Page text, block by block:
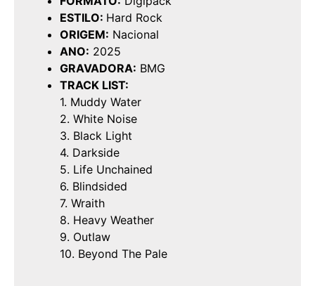
ESTILO: Hard Rock
ORIGEM: Nacional
ANO: 2025
GRAVADORA: BMG
TRACK LIST:
1. Muddy Water
2. White Noise
3. Black Light
4. Darkside
5. Life Unchained
6. Blindsided
7. Wraith
8. Heavy Weather
9. Outlaw
10. Beyond The Pale